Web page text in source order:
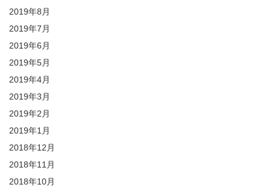
2019年8月
2019年7月
2019年6月
2019年5月
2019年4月
2019年3月
2019年2月
2019年1月
2018年12月
2018年11月
2018年10月